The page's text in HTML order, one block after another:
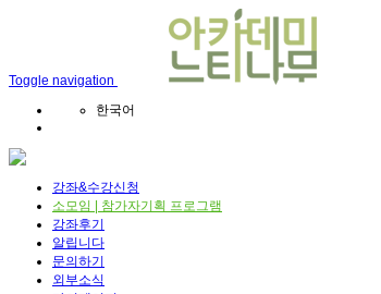
Toggle navigation
한국어
강좌&수강신청
소모임 | 참가자기획 프로그램
강좌후기
알립니다
문의하기
외부소식